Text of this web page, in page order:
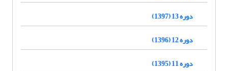
دوره 13 (1397)
دوره 12 (1396)
دوره 11 (1395)